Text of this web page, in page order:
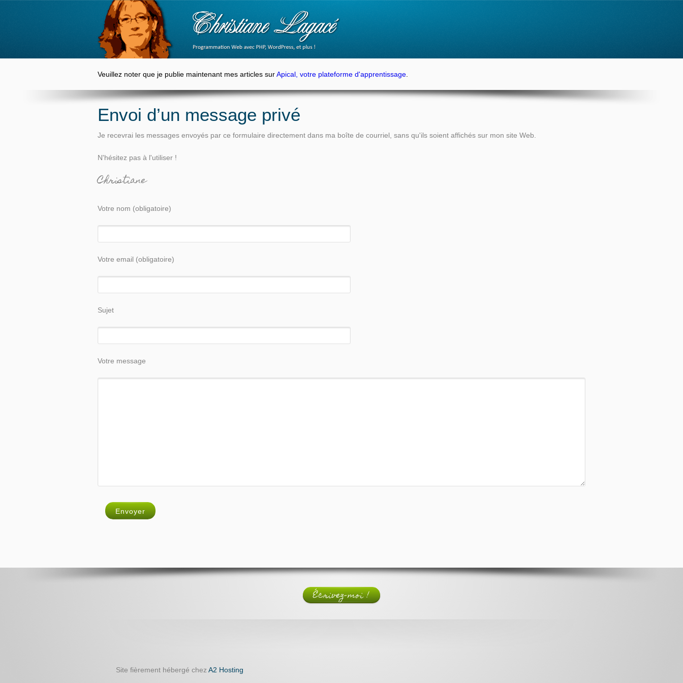
Veuillez noter que je publie maintenant mes articles surApical, votre plateforme d'apprentissage
Envoi d’un message privé
Je recevrai les messages envoyés par ce formulaire directement dans ma boîte de courriel, sans qu'ils soient affichés sur mon site Web.
N'hésitez pas à l'utiliser !
Christiane
Votre nom (obligatoire)
Votre email (obligatoire)
Sujet
Votre message
Envoyer
Écrivez-moi !
Site fièrement hébergé chez A2 Hosting